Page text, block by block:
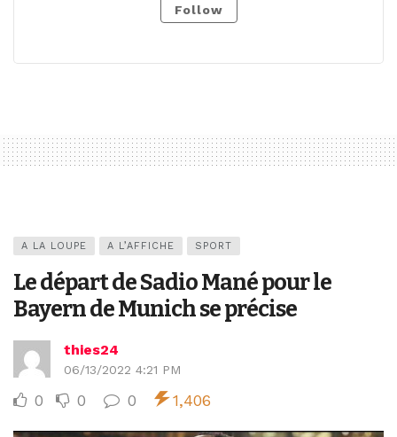
Follow
A LA LOUPE A L’AFFICHE SPORT
Le départ de Sadio Mané pour le
Bayern de Munich se précise
thies24
06/13/2022 4:21 PM
0 0 0 1,406